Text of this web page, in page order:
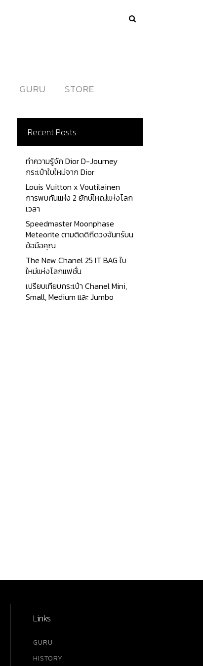
GURU
GURU STORE
STORE
Recent Posts
ทำความรู้จัก Dior D-Journey
กระเป๋าใบใหม่จาก Dior
Louis Vuitton x Voutilainen
การพบกันแห่ง 2 ยักษ์ใหญ่แห่งโลก
เวลา
Speedmaster Moonphase
Meteorite ตามติดดิถีดวงจันทร์บน
ข้อมือคุณ
The New Chanel 25 IT BAG ใบ
ใหม่แห่งโลกแฟชั่น
เปรียบเทียบกระเป๋า Chanel Mini,
Small, Medium และ Jumbo
Links
GURU
HISTORY